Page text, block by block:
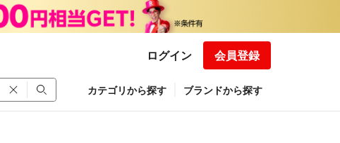
ログイン 会員登録
カテゴリから探す ブランドから探す